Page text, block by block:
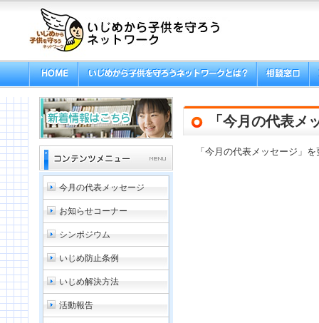
今月の代表メッセージ
お知らせコーナー
シンポジウム
いじめ防止条例
いじめ解決方法
活動報告
「今月の代表メ
「今月の代表メッセージ」